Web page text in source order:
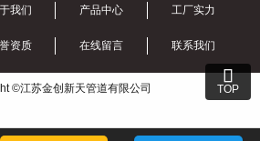

TOP
我们 产品中心 工厂实力
资质 在线留言 联系我们
©江苏金创新天管道有限公司